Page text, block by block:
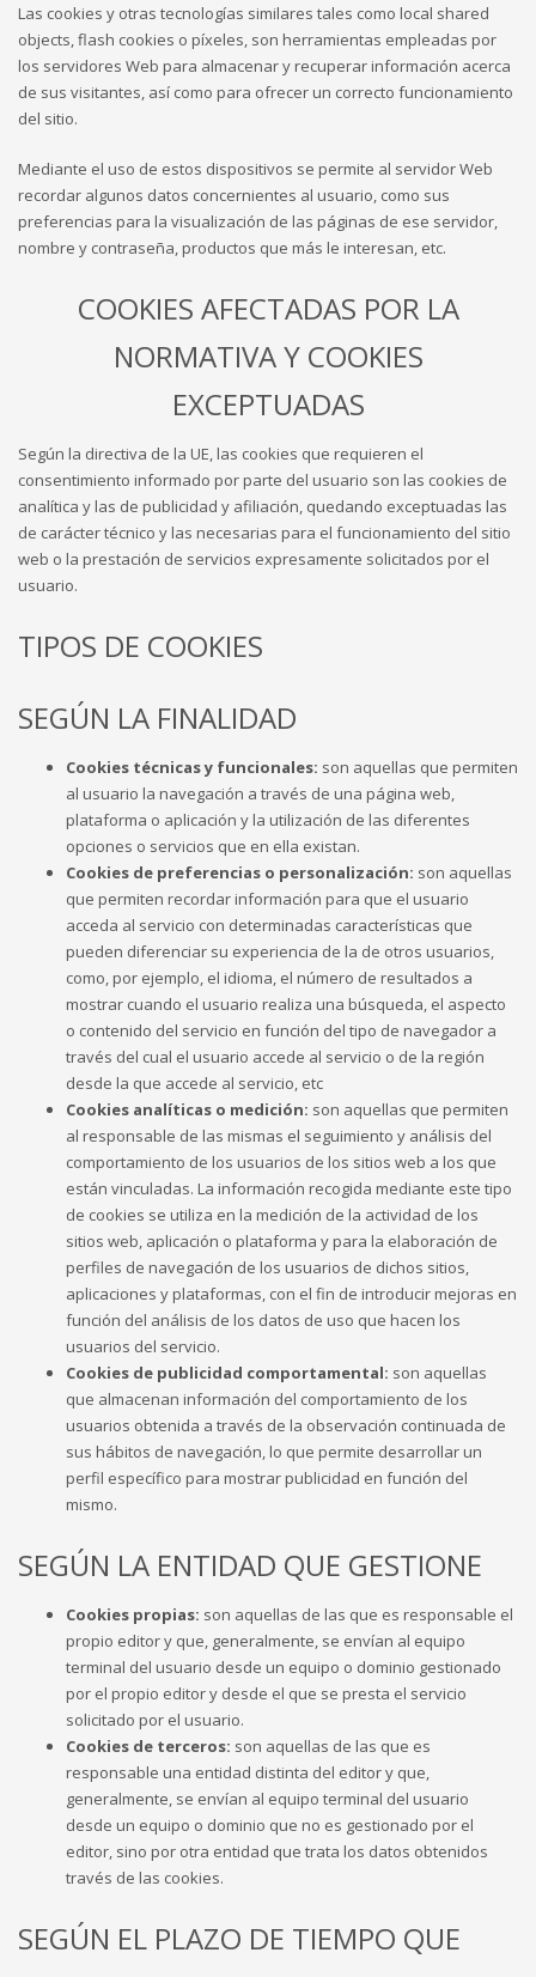
Las cookies y otras tecnologías similares tales como local shared
objects, flash cookies o píxeles, son herramientas empleadas por
los servidores Web para almacenar y recuperar información acerca
de sus visitantes, así como para ofrecer un correcto funcionamiento
del sitio.
Mediante el uso de estos dispositivos se permite al servidor Web
recordar algunos datos concernientes al usuario, como sus
preferencias para la visualización de las páginas de ese servidor,
nombre y contraseña, productos que más le interesan, etc.
COOKIES AFECTADAS POR LA
NORMATIVA Y COOKIES
EXCEPTUADAS
Según la directiva de la UE, las cookies que requieren el
consentimiento informado por parte del usuario son las cookies de
analítica y las de publicidad y afiliación, quedando exceptuadas las
de carácter técnico y las necesarias para el funcionamiento del sitio
web o la prestación de servicios expresamente solicitados por el
usuario.
TIPOS DE COOKIES
SEGÚN LA FINALIDAD
Cookies técnicas y funcionales: son aquellas que permiten
al usuario la navegación a través de una página web,
plataforma o aplicación y la utilización de las diferentes
opciones o servicios que en ella existan.
Cookies de preferencias o personalización: son aquellas
que permiten recordar información para que el usuario
acceda al servicio con determinadas características que
pueden diferenciar su experiencia de la de otros usuarios,
como, por ejemplo, el idioma, el número de resultados a
mostrar cuando el usuario realiza una búsqueda, el aspecto
o contenido del servicio en función del tipo de navegador a
través del cual el usuario accede al servicio o de la región
desde la que accede al servicio, etc
Cookies analíticas o medición: son aquellas que permiten
al responsable de las mismas el seguimiento y análisis del
comportamiento de los usuarios de los sitios web a los que
están vinculadas. La información recogida mediante este tipo
de cookies se utiliza en la medición de la actividad de los
sitios web, aplicación o plataforma y para la elaboración de
perfiles de navegación de los usuarios de dichos sitios,
aplicaciones y plataformas, con el fin de introducir mejoras en
función del análisis de los datos de uso que hacen los
usuarios del servicio.
Cookies de publicidad comportamental: son aquellas
que almacenan información del comportamiento de los
usuarios obtenida a través de la observación continuada de
sus hábitos de navegación, lo que permite desarrollar un
perfil específico para mostrar publicidad en función del
mismo.
SEGÚN LA ENTIDAD QUE GESTIONE
Cookies propias: son aquellas de las que es responsable el
propio editor y que, generalmente, se envían al equipo
terminal del usuario desde un equipo o dominio gestionado
por el propio editor y desde el que se presta el servicio
solicitado por el usuario.
Cookies de terceros: son aquellas de las que es
responsable una entidad distinta del editor y que,
generalmente, se envían al equipo terminal del usuario
desde un equipo o dominio que no es gestionado por el
editor, sino por otra entidad que trata los datos obtenidos
través de las cookies.
SEGÚN EL PLAZO DE TIEMPO QUE